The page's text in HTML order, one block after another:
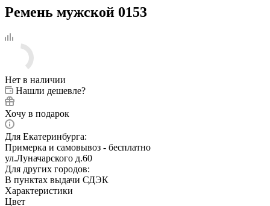
Ремень мужской 0153
Нет в наличии
Нашли дешевле?
Хочу в подарок
Для Екатеринбурга:
Примерка и самовывоз - бесплатно
ул.Луначарского д.60
Для других городов:
В пунктах выдачи СДЭК
Характеристики
Цвет